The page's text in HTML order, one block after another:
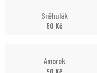
Sněhulák
50 Kč
Amorek
50 Kč